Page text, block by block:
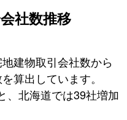
社数推移
建物取引会社数から
算出しています。
、北海道では39社増加